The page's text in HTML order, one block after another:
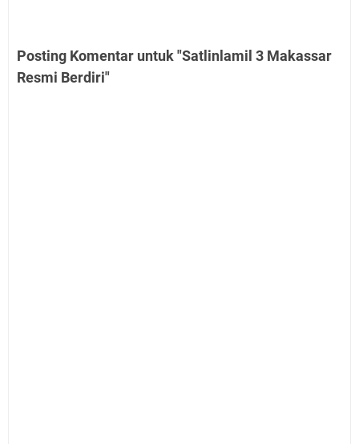
Posting Komentar untuk "Satlinlamil 3 Makassar
Resmi Berdiri"